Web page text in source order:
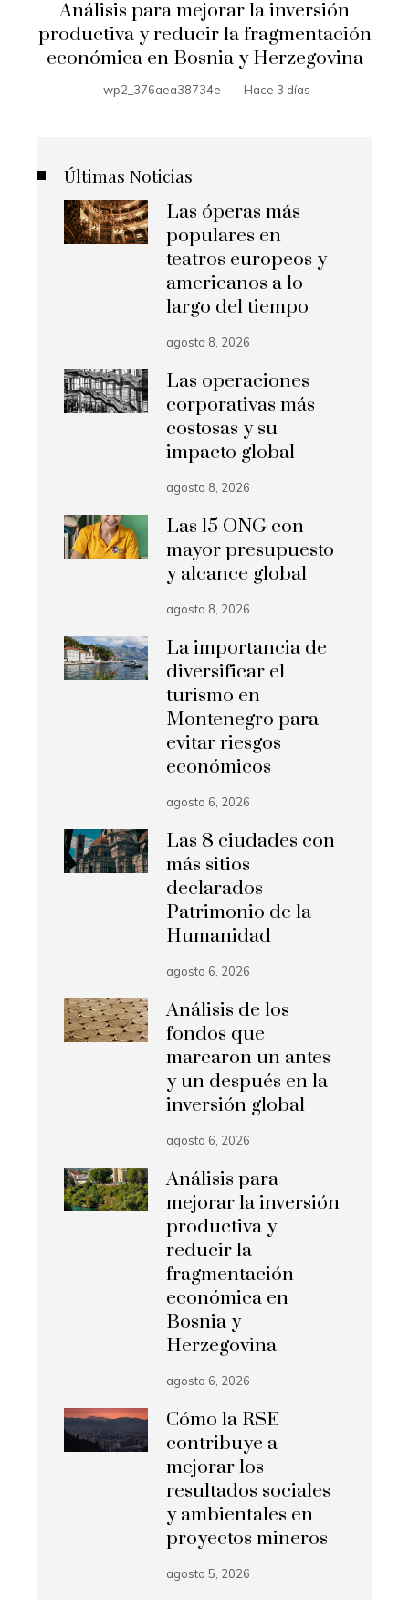
Análisis para mejorar la inversión
productiva y reducir la fragmentación
económica en Bosnia y Herzegovina
wp2_376aea38734e Hace 3 días
Últimas Noticias
Las óperas más
populares en
teatros europeos y
americanos a lo
largo del tiempo
agosto 8, 2026
Las operaciones
corporativas más
costosas y su
impacto global
agosto 8, 2026
Las 15 ONG con
mayor presupuesto
y alcance global
agosto 8, 2026
La importancia de
diversificar el
turismo en
Montenegro para
evitar riesgos
económicos
agosto 6, 2026
Las 8 ciudades con
más sitios
declarados
Patrimonio de la
Humanidad
agosto 6, 2026
Análisis de los
fondos que
marcaron un antes
y un después en la
inversión global
agosto 6, 2026
Análisis para
mejorar la inversión
productiva y
reducir la
fragmentación
económica en
Bosnia y
Herzegovina
agosto 6, 2026
Cómo la RSE
contribuye a
mejorar los
resultados sociales
y ambientales en
proyectos mineros
agosto 5, 2026